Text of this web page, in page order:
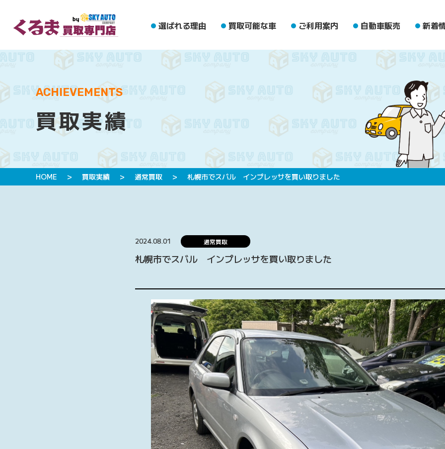
選ばれる理由 買取可能な車 ご利用案内 自動車販売 新着
ACHIEVEMENTS
買取実績
HOME > 買取実績 > 通常買取 > 札幌市でスバル インプレッサを買い取りました
2024.08.01 通常買取
札幌市でスバル インプレッサを買い取りました